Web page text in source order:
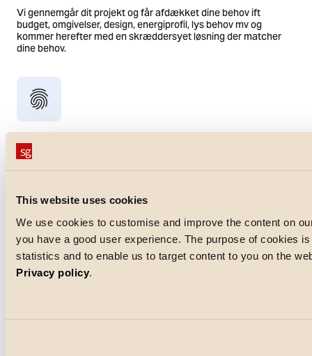
This website uses cookies
We use cookies to customise and improve the content on
you have a good user experience. The purpose of cookies
statistics and to enable us to target content to you on the
Privacy policy.
Vi gennemgår dit projekt og får afdækket dine behov ift
budget, omgivelser, design, energiprofil, lys behov mv og
kommer herefter med en skræddersyet løsning der matcher
dine behov.
Trin 2
Design og prototyper
konstruktører detaljerede tegninger og prototyper. Du får
mulighed for at visualisere løsningen og komme med input,
inden vi går videre i processen. Inden endelig produktion testes
armaturet i vores testcenter.